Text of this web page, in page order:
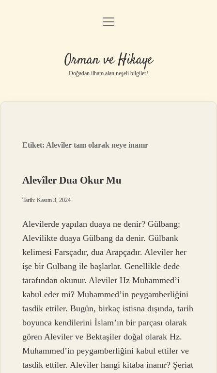
Anasayfa
Yasal Uyarı
menüyü
Orman ve Hikaye
Doğadan ilham alan neşeli bilgiler!
Etiket: Alevîler tam olarak neye inanır
Alevîler Dua Okur Mu
Tarih: Kasım 3, 2024
Alevilerde yapılan duaya ne denir? Gülbang:
Alevilikte duaya Gülbang da denir. Gülbank
kelimesi Farsçadır, dua Arapçadır. Aleviler her
işe bir Gulbang ile başlarlar. Genellikle dede
tarafından okunur. Aleviler Hz Muhammed’i
kabul eder mi? Muhammed’in peygamberliğini
tasdik ettiler. Bugün, birkaç istisna dışında, tarih
boyunca kendilerini İslam’ın bir parçası olarak
gören Aleviler ve Bektaşiler doğal olarak Hz.
Muhammed’in peygamberliğini kabul ettiler ve
tasdik ettiler. Aleviler hangi kitaba inanır? Şeriat